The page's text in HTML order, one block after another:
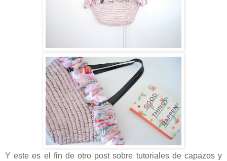
Y este es el fin de otro post sobre tutoriales de capazos y